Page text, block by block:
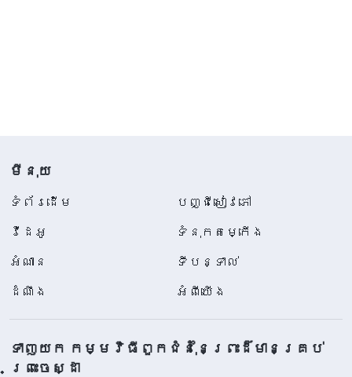
មីនុយ
ទំព័រ​ដើម
បញ្ជីសៀវភៅ
វីដេអូ
ទំនុកតម្កើង
អំណាន
ទីបន្ទាល់
ដំណឹង
អំពីយើង
ទាញយក កម្មវិធីពួកជំនុំនៃព្រះដ៏មានគ្រប់
ព្រះចេស្ដា